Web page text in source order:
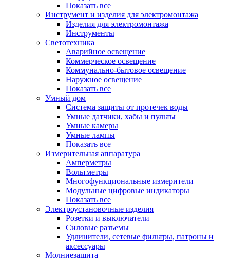
Показать все
Инструмент и изделия для электромонтажа
Изделия для электромонтажа
Инструменты
Светотехника
Аварийное освещение
Коммерческое освещение
Коммунально-бытовое освещение
Наружное освещение
Показать все
Умный дом
Система защиты от протечек воды
Умные датчики, хабы и пульты
Умные камеры
Умные лампы
Показать все
Измерительная аппаратура
Амперметры
Вольтметры
Многофункциональные измерители
Модульные цифровые индикаторы
Показать все
Электроустановочные изделия
Розетки и выключатели
Силовые разъемы
Удлинители, сетевые фильтры, патроны и
аксессуары
Молниезащита